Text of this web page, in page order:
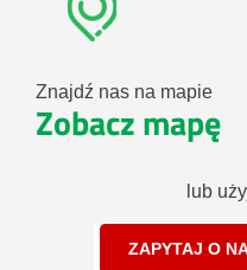
Znajdź nas na mapie
Zobacz mapę
lub
ZAPYTAJ O